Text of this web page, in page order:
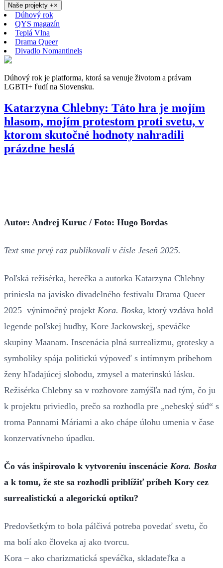
Naše projekty +×
Dúhový rok
QYS magazín
Teplá Vlna
Drama Queer
Divadlo Nomantinels
Dúhový rok je platforma, ktorá sa venuje životom a právam
LGBTI+ ľudí na Slovensku.
Katarzyna Chlebny: Táto hra je mojím
hlasom, mojím protestom proti svetu, v
ktorom skutočné hodnoty nahradili
prázdne heslá
Autor: Andrej Kuruc / Foto: Hugo Bordas
Text sme prvý raz publikovali v čísle Jeseň 2025.
Poľská režisérka, herečka a autorka Katarzyna Chlebny
priniesla na javisko divadelného festivalu Drama Queer
2025 výnimočný projekt Kora. Boska, ktorý vzdáva hold
legende poľskej hudby, Kore Jackowskej, speváčke
skupiny Maanam. Inscenácia plná surrealizmu, grotesky a
symboliky spája politickú výpoveď s intímnym príbehom
ženy hľadajúcej slobodu, zmysel a materinskú lásku.
Režisérka Chlebny sa v rozhovore zamýšľa nad tým, čo ju
k projektu priviedlo, prečo sa rozhodla pre „nebeský súd“ s
troma Pannami Máriami a ako chápe úlohu umenia v čase
konzervatívneho úpadku.
Čo vás inšpirovalo k vytvoreniu inscenácie Kora. Boska
a k tomu, že ste sa rozhodli priblížiť príbeh Kory cez
surrealistickú a alegorickú optiku?
Predovšetkým to bola pálčivá potreba povedať svetu, čo
ma bolí ako človeka aj ako tvorcu.
Kora – ako charizmatická speváčka, skladateľka a